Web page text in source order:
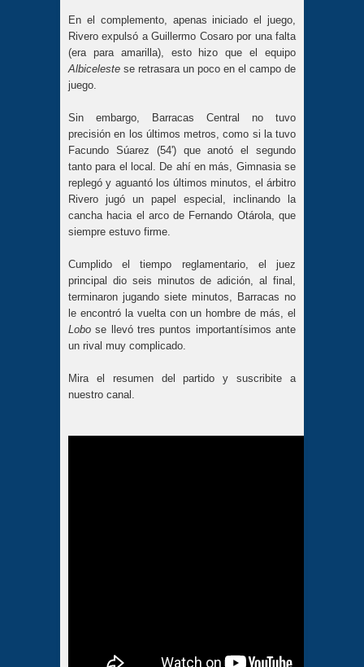
En el complemento, apenas iniciado el juego,
Rivero expulsó a Guillermo Cosaro por una falta
(era para amarilla), esto hizo que el equipo
Albiceleste se retrasara un poco en el campo de
juego.
Sin embargo, Barracas Central no tuvo
precisión en los últimos metros, como si la tuvo
Facundo Súarez (54') que anotó el segundo
tanto para el local. De ahí en más, Gimnasia se
replegó y aguantó los últimos minutos, el árbitro
Rivero jugó un papel especial, inclinando la
cancha hacia el arco de Fernando Otárola, que
siempre estuvo firme.
Cumplido el tiempo reglamentario, el juez
principal dio seis minutos de adición, al final,
terminaron jugando siete minutos, Barracas no
le encontró la vuelta con un hombre de más, el
Lobose llevó tres puntos importantísimos ante
un rival muy complicado.
Mira el resumen del partido y suscribite a
nuestro canal.